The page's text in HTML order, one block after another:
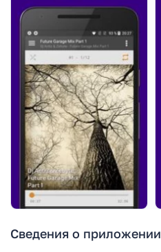
Сведения о приложении